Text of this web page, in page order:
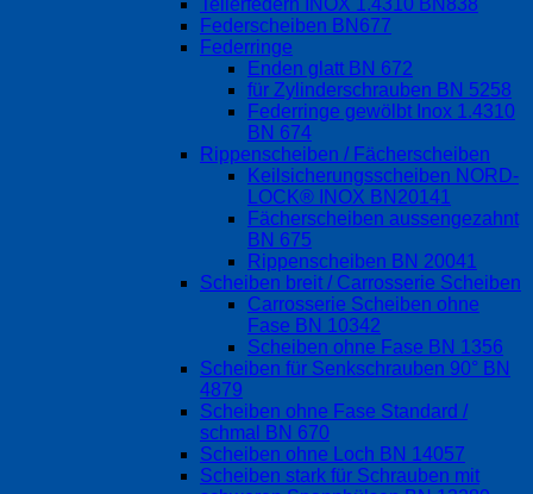
Tellerfedern INOX 1.4310 BN838
Federscheiben BN677
Federringe
Enden glatt BN 672
für Zylinderschrauben BN 5258
Federringe gewölbt Inox 1.4310
BN 674
Rippenscheiben / Fächerscheiben
Keilsicherungsscheiben NORD-
LOCK® INOX BN20141
Fächerscheiben aussengezahnt
BN 675
Rippenscheiben BN 20041
Scheiben breit / Carrosserie Scheiben
Carrosserie Scheiben ohne
Fase BN 10342
Scheiben ohne Fase BN 1356
Scheiben für Senkschrauben 90° BN
4879
Scheiben ohne Fase Standard /
schmal BN 670
Scheiben ohne Loch BN 14057
Scheiben stark für Schrauben mit